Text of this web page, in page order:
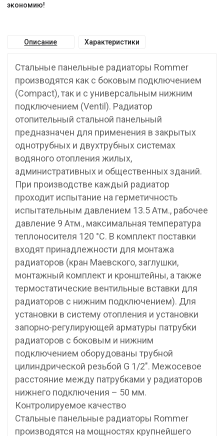
экономию!
Описание Характеристики
Стальные панельные радиаторы Rommer
производятся как с боковым подключением
(Compact), так и с универсальным нижним
подключением (Ventil). Радиатор
отопительный стальной панельный
предназначен для применения в закрытых
однотрубных и двухтрубных системах
водяного отопления жилых,
административных и общественных зданий.
При производстве каждый радиатор
проходит испытание на герметичность
испытательным давлением 13.5 Атм., рабочее
давление 9 Атм., максимальная температура
теплоносителя 120 °С. В комплект поставки
входят принадлежности для монтажа
радиаторов (кран Маевского, заглушки,
монтажный комплект и кронштейны, а также
термостатические вентильные вставки для
радиаторов с нижним подключением). Для
установки в систему отопления и установки
запорно-регулирующей арматуры патрубки
радиаторов с боковым и нижним
подключением оборудованы трубной
цилиндрической резьбой G 1/2″. Межосевое
расстояние между патрубками у радиаторов
нижнего подключения – 50 мм.
Контролируемое качество
Стальные панельные радиаторы Rommer
производятся на мощностях крупнейшего